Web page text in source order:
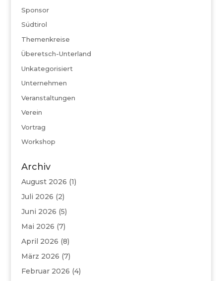
Sponsor
Südtirol
Themenkreise
Überetsch-Unterland
Unkategorisiert
Unternehmen
Veranstaltungen
Verein
Vortrag
Workshop
Archiv
August 2026 (1)
Juli 2026 (2)
Juni 2026 (5)
Mai 2026 (7)
April 2026 (8)
März 2026 (7)
Februar 2026 (4)